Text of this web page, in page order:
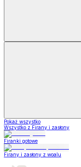
Pokaż wszystko
Wszystko z Firany i zasłony
Firanki gotowe
Firany i zasłony z woalu